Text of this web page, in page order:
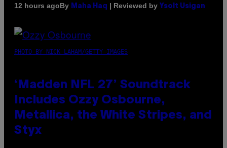
12 hours agoBy Maha Haq | Reviewed by Ysolt Usigan
PHOTO BY NICK LAHAM/GETTY IMAGES
‘Madden NFL 27’ Soundtrack
Includes Ozzy Osbourne,
Metallica, the White Stripes, and
Styx